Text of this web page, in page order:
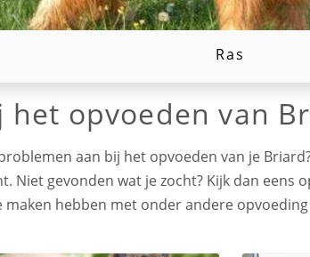
Ras
het opvoeden van
aan bij het opvoeden van je
Niet gevonden wat je zocht? Kijk dan eens
maken hebben met onder andere